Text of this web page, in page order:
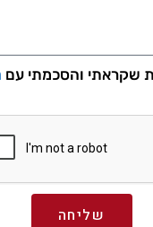
שקראתי והסכמתי עם
שליחה